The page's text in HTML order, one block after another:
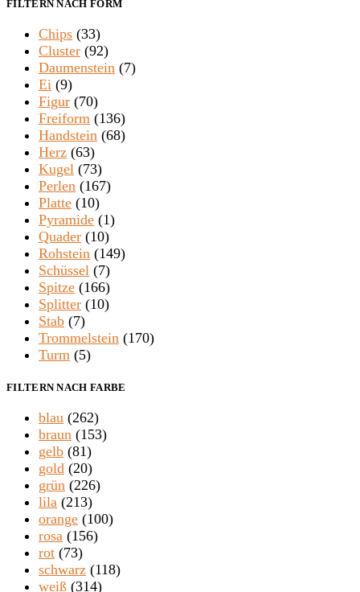
FILTERN NACH FORM
Chips (33)
Cluster (92)
Daumenstein (7)
Ei (9)
Figur (70)
Freiform (136)
Handstein (68)
Herz (63)
Kugel (73)
Perlen (167)
Platte (10)
Pyramide (1)
Quader (10)
Rohstein (149)
Schüssel (7)
Spitze (166)
Splitter (10)
Stab (7)
Trommelstein (170)
Turm (5)
FILTERN NACH FARBE
blau (262)
braun (153)
gelb (81)
gold (20)
grün (226)
lila (213)
orange (100)
rosa (156)
rot (73)
schwarz (118)
weiß (314)